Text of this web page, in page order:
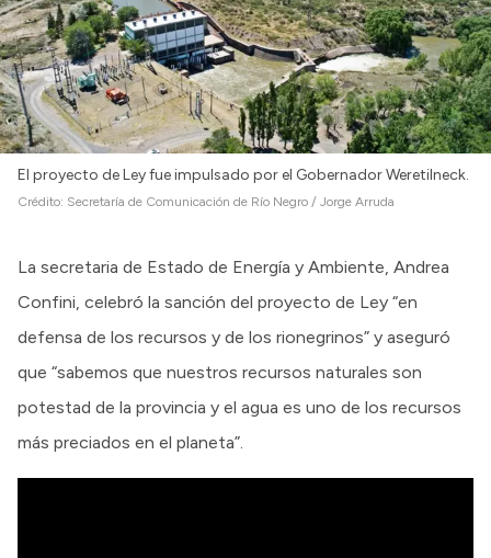
El proyecto de Ley fue impulsado por el Gobernador Weretilneck.
Crédito: Secretaría de Comunicación de Río Negro / Jorge Arruda
La secretaria de Estado de Energía y Ambiente, Andrea
Confini, celebró la sanción del proyecto de Ley “en
defensa de los recursos y de los rionegrinos” y aseguró
que “sabemos que nuestros recursos naturales son
potestad de la provincia y el agua es uno de los recursos
más preciados en el planeta”.